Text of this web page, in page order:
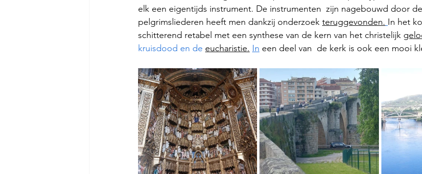
elk een eigentijds instrument. De instrumenten  zijn nagebouwd door
pelgrimsliederen heeft men dankzij onderzoek teruggevonden. In het
schitterend retabel met een synthese van de kern van het christelijk
kruisdood en de eucharistie. In een deel van  de kerk is ook een mooi